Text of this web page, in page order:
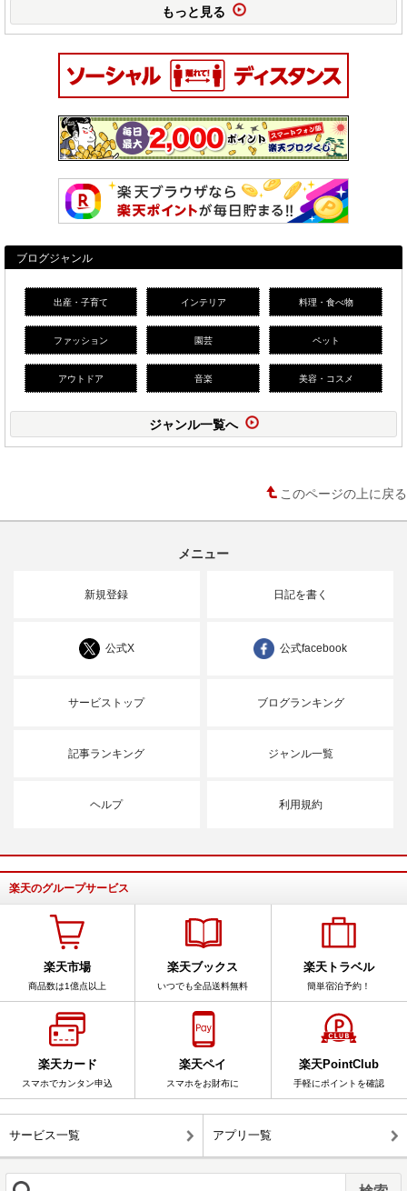
もっと見る
ブログジャンル
出産・子育て インテリア 料理・食べ物
ファッション 園芸 ペット
アウトドア 音楽 美容・コスメ
ジャンル一覧へ
このページの上に戻る
メニュー
新規登録 日記を書く
公式X 公式facebook
サービストップ ブログランキング
記事ランキング ジャンル一覧
ヘルプ 利用規約
楽天のグループサービス
楽天市場
商品数は1億点以上
楽天ブックス
いつでも全品送料無料
楽天トラベル
簡単宿泊予約！
楽天カード
スマホでカンタン申込
楽天ペイ
スマホをお財布に
楽天PointClub
手軽にポイントを確認
サービス一覧 アプリ一覧